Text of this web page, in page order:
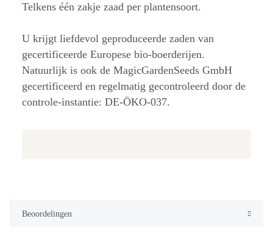
Telkens één zakje zaad per plantensoort.
U krijgt liefdevol geproduceerde zaden van
gecertificeerde Europese bio-boerderijen.
Natuurlijk is ook de MagicGardenSeeds GmbH
gecertificeerd en regelmatig gecontroleerd door de
controle-instantie: DE-ÖKO-037.
Beoordelingen